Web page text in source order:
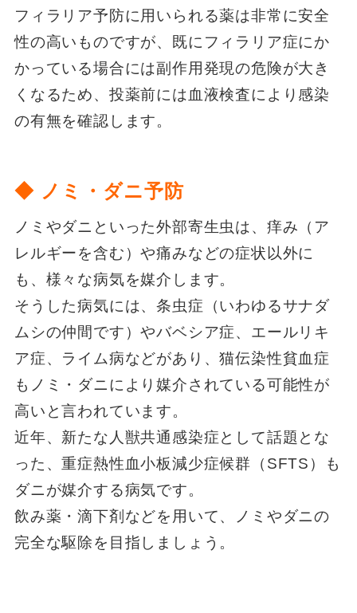
フィラリア予防に用いられる薬は非常に安全
性の高いものですが、既にフィラリア症にか
かっている場合には副作用発現の危険が大き
くなるため、投薬前には血液検査により感染
の有無を確認します。
◆ ノミ・ダニ予防
ノミやダニといった外部寄生虫は、痒み（ア
レルギーを含む）や痛みなどの症状以外に
も、様々な病気を媒介します。
そうした病気には、条虫症（いわゆるサナダ
ムシの仲間です）やバベシア症、エールリキ
ア症、ライム病などがあり、猫伝染性貧血症
もノミ・ダニにより媒介されている可能性が
高いと言われています。
近年、新たな人獣共通感染症として話題とな
った、重症熱性血小板減少症候群（SFTS）も
ダニが媒介する病気です。
飲み薬・滴下剤などを用いて、ノミやダニの
完全な駆除を目指しましょう。